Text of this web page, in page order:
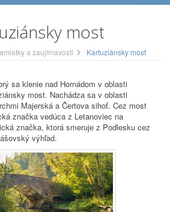
most
a zaujímavosti Kartuziánsky most
sa klenie nad Hornádom v oblasti
most. Nachádza sa v oblasti
Majerská a Čertova sihoť. Cez most
značka vedúca z Letanoviec na
značka, ktorá smeruje z Podlesku cez
výhľad.